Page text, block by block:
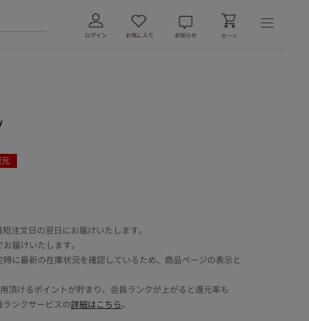
注文日の翌日にお届けいたします。
届けいたします。
に最新の在庫状況を確認しているため、商品ページの表示と
頂けるポイントが貯まり、会員ランクが上がると還元率も
ンクサービスの詳細はこちら。